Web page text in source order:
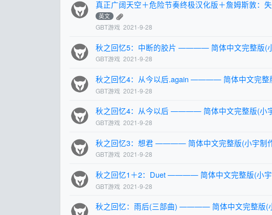
真正广阔天空＋危险节奏终极汉化版＋詹姆斯敦：
英文
GBT游戏 2021-9-28
秋之回忆5：中断的胶片 ———— 简体中文完整版(
GBT游戏 2021-9-28
秋之回忆4：从今以后.again ———— 简体中文完整
GBT游戏 2021-9-28
秋之回忆4：从今以后 ———— 简体中文完整版(小
GBT游戏 2021-9-28
秋之回忆3：想君 ———— 简体中文完整版(小宇制
GBT游戏 2021-9-28
秋之回忆1＋2：Duet ———— 简体中文完整版(小
GBT游戏 2021-9-28
秋之回忆：雨后(三部曲) ———— 简体中文完整版(